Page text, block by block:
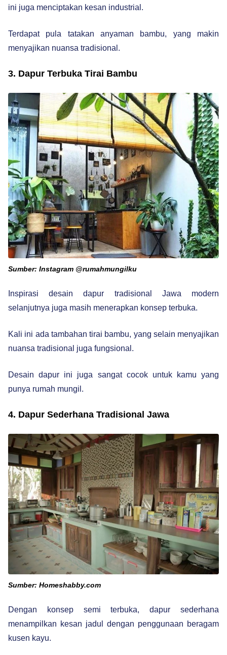
ini juga menciptakan kesan industrial.
Terdapat pula tatakan anyaman bambu, yang makin
menyajikan nuansa tradisional.
3. Dapur Terbuka Tirai Bambu
Sumber: Instagram @rumahmungilku
Inspirasi desain dapur tradisional Jawa modern
selanjutnya juga masih menerapkan konsep terbuka.
Kali ini ada tambahan tirai bambu, yang selain menyajikan
nuansa tradisional juga fungsional.
Desain dapur ini juga sangat cocok untuk kamu yang
punya rumah mungil.
4. Dapur Sederhana Tradisional Jawa
Sumber: Homeshabby.com
Dengan konsep semi terbuka, dapur sederhana
menampilkan kesan jadul dengan penggunaan beragam
kusen kayu.